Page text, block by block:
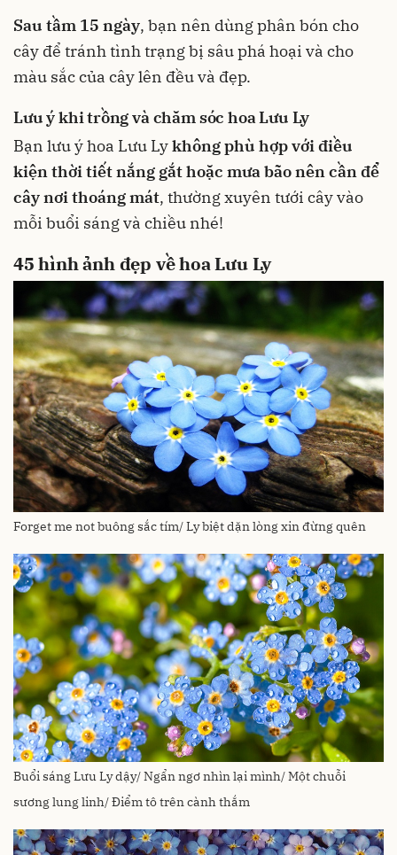
Sau tầm 15 ngày, bạn nên dùng phân bón cho
cây để tránh tình trạng bị sâu phá hoại và cho
màu sắc của cây lên đều và đẹp.
Lưu ý khi trồng và chăm sóc hoa Lưu Ly
Bạn lưu ý hoa Lưu Lykhông phù hợp với điều
kiện thời tiết nắng gắt hoặc mưa bão nên cần để
cây nơi thoáng mát, thường xuyên tưới cây vào
mỗi buổi sáng và chiều nhé!
45 hình ảnh đẹp về hoa Lưu Ly
Forget me not buông sắc tím/ Ly biệt dặn lòng xin đừng quên
Buổi sáng Lưu Ly dậy/ Ngẩn ngơ nhìn lại mình/ Một chuỗi
sương lung linh/ Điểm tô trên cành thắm